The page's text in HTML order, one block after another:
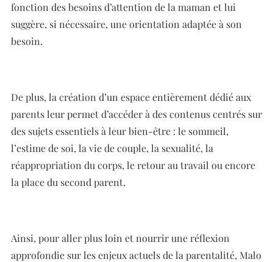
fonction des besoins d’attention de la maman et lui
suggère, si nécessaire, une orientation adaptée à son
besoin.
De plus, la création d’un espace entièrement dédié aux
parents leur permet d’accéder à des contenus centrés sur
des sujets essentiels à leur bien-être : le sommeil,
l’estime de soi, la vie de couple, la sexualité, la
réappropriation du corps, le retour au travail ou encore
la place du second parent.
Ainsi, pour aller plus loin et nourrir une réflexion
approfondie sur les enjeux actuels de la parentalité, Malo